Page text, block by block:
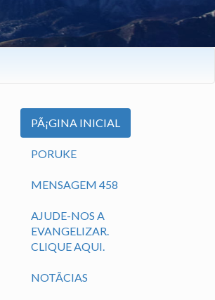
PÃ¡GINA INICIAL
PORUKE
MENSAGEM 458
AJUDE-NOS A
EVANGELIZAR.
CLIQUE AQUI.
NOTÃ­CIAS